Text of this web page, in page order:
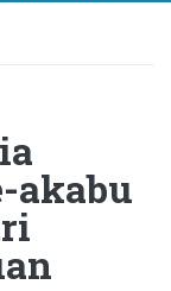
akabu